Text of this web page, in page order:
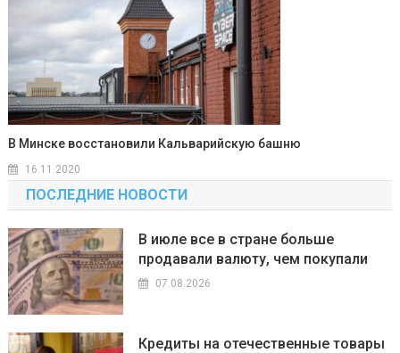
В Минске восстановили Кальварийскую башню
16.11.2020
ПОСЛЕДНИЕ НОВОСТИ
В июле все в стране больше
продавали валюту, чем покупали
07.08.2026
Кредиты на отечественные товары